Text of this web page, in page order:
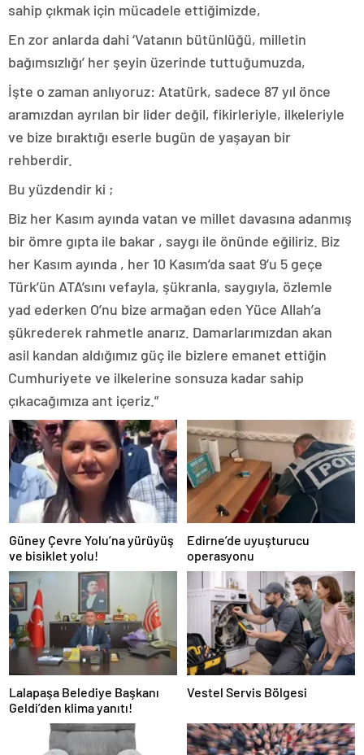
sahip çıkmak için mücadele ettiğimizde,
En zor anlarda dahi ‘Vatanın bütünlüğü, milletin
bağımsızlığı’ her şeyin üzerinde tuttuğumuzda,
İşte o zaman anlıyoruz: Atatürk, sadece 87 yıl önce
aramızdan ayrılan bir lider değil, fikirleriyle, ilkeleriyle
ve bize bıraktığı eserle bugün de yaşayan bir
rehberdir.
Bu yüzdendir ki ;
Biz her Kasım ayında vatan ve millet davasına adanmış
bir ömre gıpta ile bakar , saygı ile önünde eğiliriz. Biz
her Kasım ayında , her 10 Kasım’da saat 9’u 5 geçe
Türk’ün ATA’sını vefayla, şükranla, saygıyla, özlemle
yad ederken O’nu bize armağan eden Yüce Allah’a
şükrederek rahmetle anarız. Damarlarımızdan akan
asil kandan aldığımız güç ile bizlere emanet ettiğin
Cumhuriyete ve ilkelerine sonsuza kadar sahip
çıkacağımıza ant içeriz.”
Güney Çevre Yolu’na yürüyüş
ve bisiklet yolu!
Edirne’de uyuşturucu
operasyonu
Lalapaşa Belediye Başkanı
Geldi’den klima yanıtı!
Vestel Servis Bölgesi